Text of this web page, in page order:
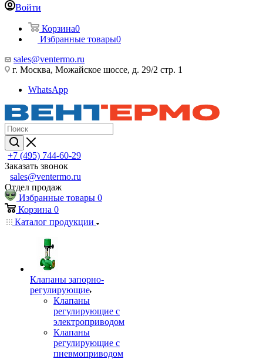
Войти
Корзина0
Избранные товары0
sales@ventermo.ru
г. Москва, Можайское шоссе, д. 29/2 стр. 1
WhatsApp
+7 (495) 744-60-29
Заказать звонок
sales@ventermo.ru
Отдел продаж
Избранные товары 0
Корзина 0
Каталог продукции
Клапаны запорно-
регулирующие
Клапаны
регулирующие с
электроприводом
Клапаны
регулирующие с
пневмоприводом